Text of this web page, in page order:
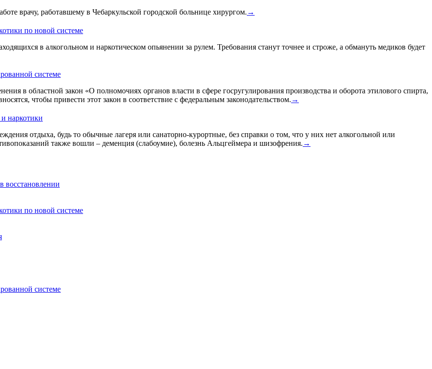
врачу, работавшему в Чебаркульской городской больнице хирургом. →
по новой системе
в алкогольном и наркотическом опьянении за рулем. Требования станут точнее и строже, а обмануть медиков будет
системе
в областной закон «О полномочиях органов власти в сфере госругулирования производства и оборота этилового спирта,
чтобы привести этот закон в соответствие с федеральным законодательством. →
наркотики
отдыха, будь то обычные лагеря или санаторно-курортные, без справки о том, что у них нет алкогольной или
также вошли – деменция (слабоумие), болезнь Альцгеймера и шизофрения. →
восстановлении
по новой системе
системе